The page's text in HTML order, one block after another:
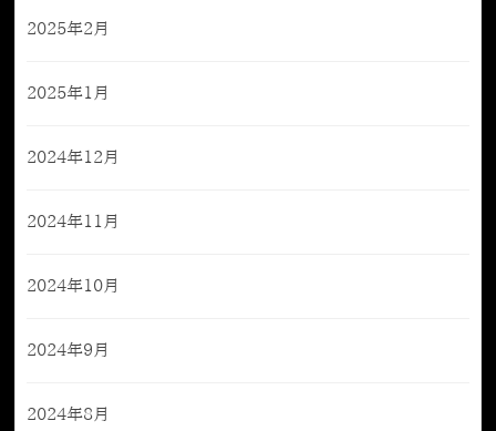
2025年2月
2025年1月
2024年12月
2024年11月
2024年10月
2024年9月
2024年8月